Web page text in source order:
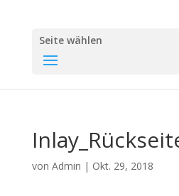
Seite wählen
von Admin | Okt. 29, 2018